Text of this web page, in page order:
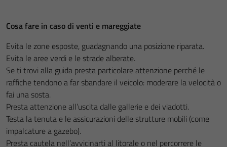
Cosa fare in caso di venti e mareggiate
Evita le zone esposte, guadagnando una posizione riparata.
Evita le aree verdi e le strade alberate.
Se ti trovi alla guida presta particolare attenzione perché le
raffiche tendono a far sbandare il veicolo: moderare la velocità o
fai una sosta.
Presta attenzione all’uscita dalle gallerie e dei viadotti.
Testa la tenuta e le assicurazioni delle strutture mobili (come
impalcature a gazebo).
Presta cautela nell’avvicinarti al litorale o nel percorrere le